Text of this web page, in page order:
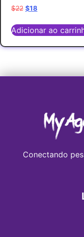
$22 $18
Adicionar ao
Conectando